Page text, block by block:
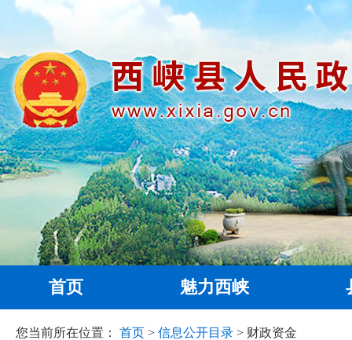
首页 魅力西峡
您当前所在位置： 首页 > 信息公开目录 > 财政资金